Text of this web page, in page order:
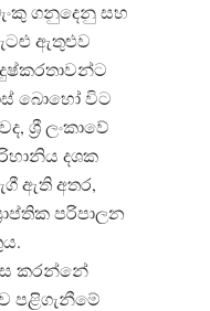
ගනුදෙනු සහ
ඇතුළුව
බොහෝ විට
ශ්‍රී ලංකාවේ
දශක
ඇති අතර,
පරිපාලන
කරන්නේ
පළිගැනීමේ